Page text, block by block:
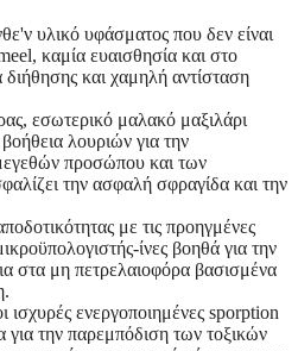
υλικό υφάσματος που δεν είναι
καμία ευαισθησία και στο
και χαμηλή αντίσταση
εσωτερικό μαλακό μαξιλάρι
λουριών για την
προσώπου και των
την ασφαλή σφραγίδα και την
με τις προηγμένες
ίνες βοηθά για την
στα μη πετρελαιοφόρα βασισμένα
ισχυρές ενεργοποιημένες sporption
την παρεμπόδιση των τοξικών